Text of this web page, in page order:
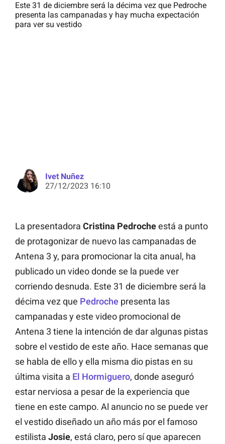
Este 31 de diciembre será la décima vez que Pedroche
presenta las campanadas y hay mucha expectación
para ver su vestido
Ivet Nuñez
27/12/2023 16:10
La presentadora Cristina Pedrocheestá a punto
de protagonizar de nuevo las campanadas de
Antena 3 y, para promocionar la cita anual, ha
publicado un video donde se la puede ver
corriendo desnuda. Este 31 de diciembre será la
décima vez que Pedroche presenta las
campanadas y este video promocional de
Antena 3 tiene la intención de dar algunas pistas
sobre el vestido de este año. Hace semanas que
se habla de ello y ella misma dio pistas en su
última visita a El Hormiguero, donde aseguró
estar nerviosa a pesar de la experiencia que
tiene en este campo. Al anuncio no se puede ver
el vestido diseñado un año más por el famoso
estilista Josie, está claro, pero sí que aparecen